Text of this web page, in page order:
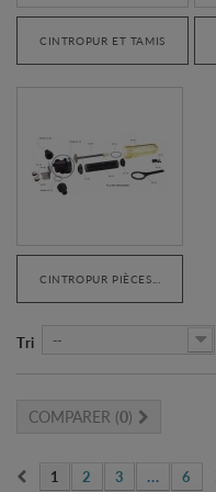
CINTROPUR ET TAMIS
CINTROPUR PIÈCES...
Tri --
COMPARER (0)
1 2 3 ... 6